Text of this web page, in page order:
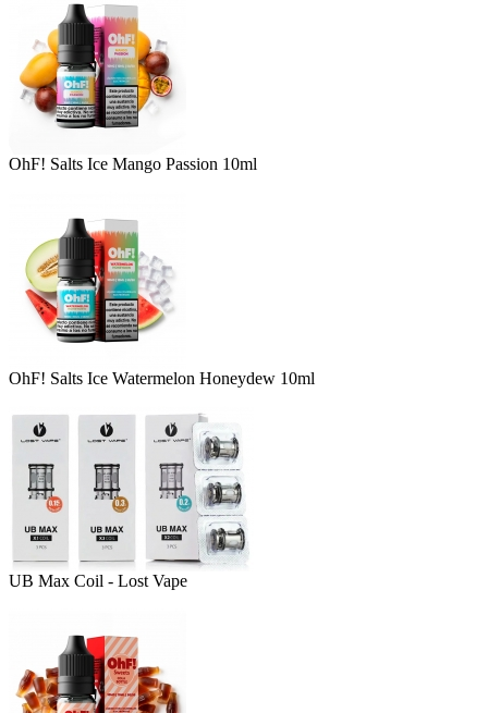
OhF! Salts Ice Mango Passion 10ml
OhF! Salts Ice Watermelon Honeydew 10ml
UB Max Coil - Lost Vape